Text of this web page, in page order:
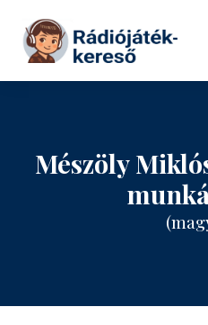
Tovább a tartalomhoz
Mészöly